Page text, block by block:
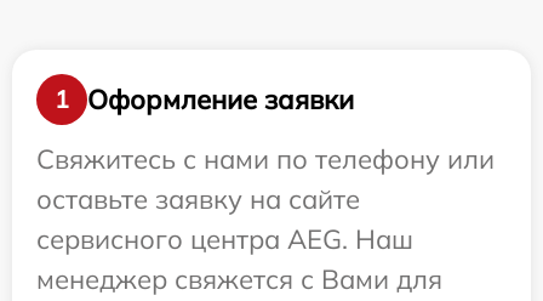
1
Оформление заявки
Свяжитесь с нами по телефону или
оставьте заявку на сайте
сервисного центра AEG. Наш
менеджер свяжется с Вами для